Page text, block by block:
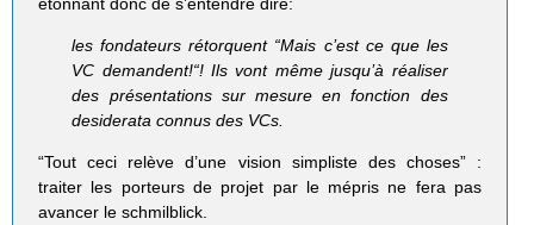
les fondateurs rétorquent “Mais c’est ce que les
VC demandent!“! Ils vont même jusqu’à réaliser
des présentations sur mesure en fonction des
desiderata connus des VCs.
“Tout ceci relève d’une vision simpliste des choses” :
traiter les porteurs de projet par le mépris ne fera pas
avancer le schmilblick.